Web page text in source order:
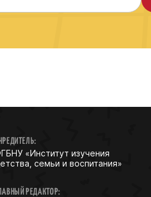
«Институт изучения
семьи и воспитания»
РЕДАКТОР: